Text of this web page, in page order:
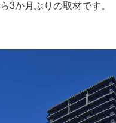
3か月ぶりの取材です。